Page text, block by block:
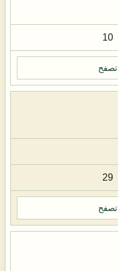
10
تصفح
29
تصفح